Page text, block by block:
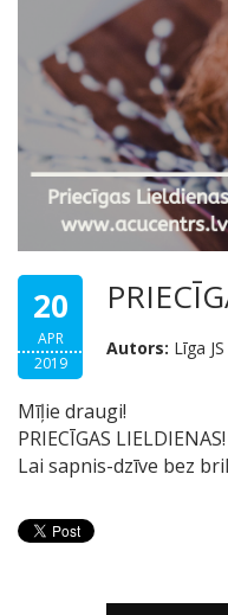
20
APR
2019
Autors: Līga JS
Mīļie draugi!
PRIECĪGAS LIELDIENAS!
Lai sapnis-dzīve bez